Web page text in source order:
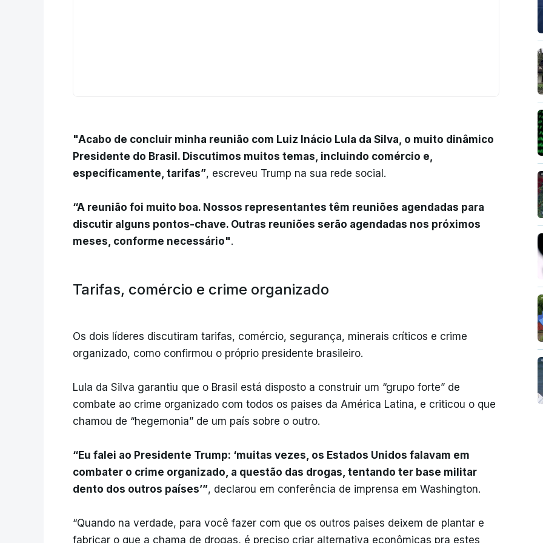
"Acabo de concluir minha reunião com Luiz Inácio Lula da Silva, o muito dinâmico
Presidente do Brasil. Discutimos muitos temas, incluindo comércio e,
especificamente, tarifas”, escreveu Trump na sua rede social.
“A reunião foi muito boa. Nossos representantes têm reuniões agendadas para
discutir alguns pontos-chave. Outras reuniões serão agendadas nos próximos
meses, conforme necessário".
Tarifas, comércio e crime organizado
Os dois líderes discutiram tarifas, comércio, segurança, minerais críticos e crime
organizado, como confirmou o próprio presidente brasileiro.
Lula da Silva garantiu que o Brasil está disposto a construir um “grupo forte” de
combate ao crime organizado com todos os paises da América Latina, e criticou o que
chamou de “hegemonia” de um país sobre o outro.
“Eu falei ao Presidente Trump: ‘muitas vezes, os Estados Unidos falavam em
combater o crime organizado, a questão das drogas, tentando ter base militar
dento dos outros países’”, declarou em conferência de imprensa em Washington.
“Quando na verdade, para você fazer com que os outros paises deixem de plantar e
fabricar o que a chama de drogas, é preciso criar alternativa econômicas pra estes